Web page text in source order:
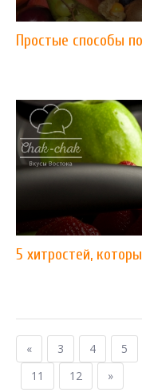
Простые способы
5 хитростей,
« 3 4 5
11
12 »